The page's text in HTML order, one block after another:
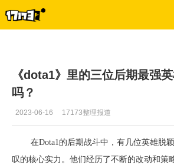
《dota1》里的三位后期最强
吗？
2023-06-16 17173整理报道
在Dota1的后期战斗中，有几位英雄脱
叹的核心实力。他们经历了不断的改动和策